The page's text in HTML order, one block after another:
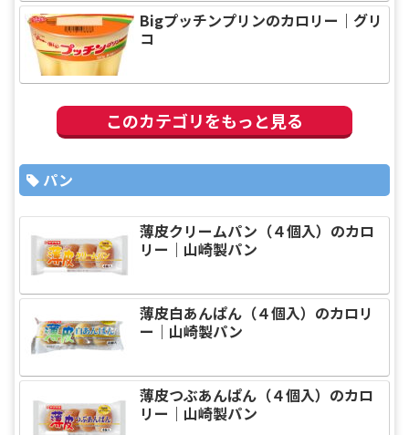
Bigプッチンプリンのカロリー｜グリ
コ
このカテゴリをもっと見る
パン
薄皮クリームパン（４個入）のカロ
リー｜山崎製パン
薄皮白あんぱん（４個入）のカロリ
ー｜山崎製パン
薄皮つぶあんぱん（４個入）のカロ
リー｜山崎製パン